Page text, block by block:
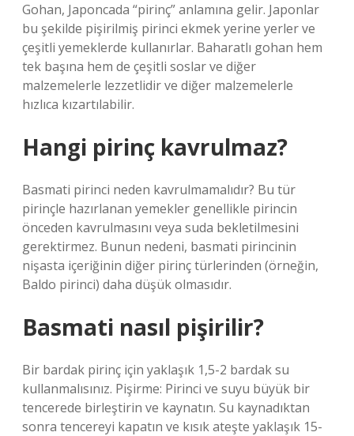
Gohan, Japoncada “pirinç” anlamına gelir. Japonlar
bu şekilde pişirilmiş pirinci ekmek yerine yerler ve
çeşitli yemeklerde kullanırlar. Baharatlı gohan hem
tek başına hem de çeşitli soslar ve diğer
malzemelerle lezzetlidir ve diğer malzemelerle
hızlıca kızartılabilir.
Hangi pirinç kavrulmaz?
Basmati pirinci neden kavrulmamalıdır? Bu tür
pirinçle hazırlanan yemekler genellikle pirincin
önceden kavrulmasını veya suda bekletilmesini
gerektirmez. Bunun nedeni, basmati pirincinin
nişasta içeriğinin diğer pirinç türlerinden (örneğin,
Baldo pirinci) daha düşük olmasıdır.
Basmati nasıl pişirilir?
Bir bardak pirinç için yaklaşık 1,5-2 bardak su
kullanmalısınız. Pişirme: Pirinci ve suyu büyük bir
tencerede birleştirin ve kaynatın. Su kaynadıktan
sonra tencereyi kapatın ve kısık ateşte yaklaşık 15-